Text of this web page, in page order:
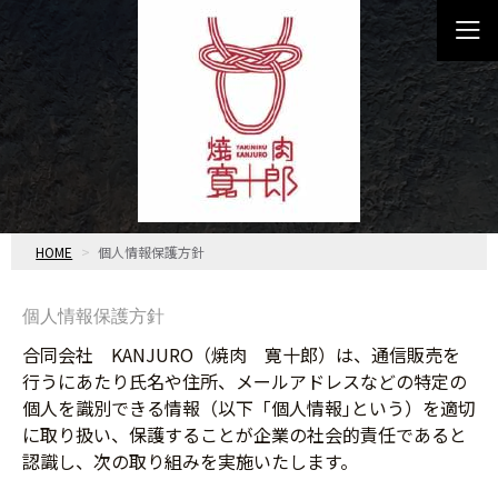
HOME 個人情報保護方針
個人情報保護方針
合同会社 KANJURO（焼肉 寛十郎）は、通信販売を
行うにあたり氏名や住所、メールアドレスなどの特定の
個人を識別できる情報（以下「個人情報｣という）を適切
に取り扱い、保護することが企業の社会的責任であると
認識し、次の取り組みを実施いたします。